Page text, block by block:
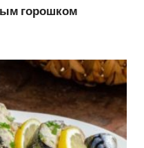
горошком